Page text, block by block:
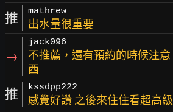
推 mathrew
出水量很重要
→
jack096
不推薦，還有預約的時候注
西
推 kssdpp222
感覺好讚 之後來住住看超高